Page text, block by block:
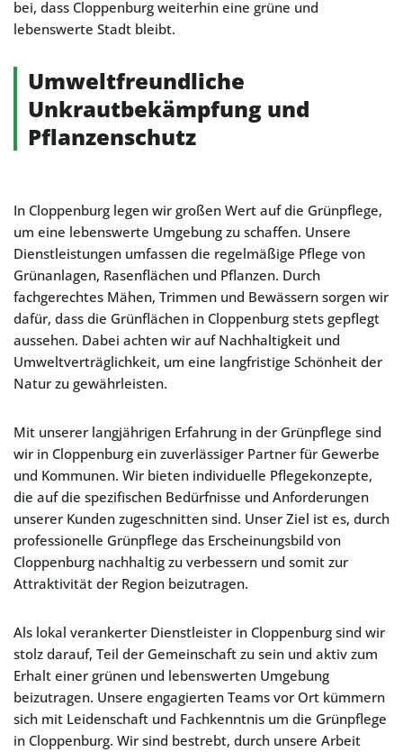
bei, dass Cloppenburg weiterhin eine grüne und
lebenswerte Stadt bleibt.
Umweltfreundliche
Unkrautbekämpfung und
Pflanzenschutz
In Cloppenburg legen wir großen Wert auf die Grünpflege,
um eine lebenswerte Umgebung zu schaffen. Unsere
Dienstleistungen umfassen die regelmäßige Pflege von
Grünanlagen, Rasenflächen und Pflanzen. Durch
fachgerechtes Mähen, Trimmen und Bewässern sorgen wir
dafür, dass die Grünflächen in Cloppenburg stets gepflegt
aussehen. Dabei achten wir auf Nachhaltigkeit und
Umweltverträglichkeit, um eine langfristige Schönheit der
Natur zu gewährleisten.
Mit unserer langjährigen Erfahrung in der Grünpflege sind
wir in Cloppenburg ein zuverlässiger Partner für Gewerbe
und Kommunen. Wir bieten individuelle Pflegekonzepte,
die auf die spezifischen Bedürfnisse und Anforderungen
unserer Kunden zugeschnitten sind. Unser Ziel ist es, durch
professionelle Grünpflege das Erscheinungsbild von
Cloppenburg nachhaltig zu verbessern und somit zur
Attraktivität der Region beizutragen.
Als lokal verankerter Dienstleister in Cloppenburg sind wir
stolz darauf, Teil der Gemeinschaft zu sein und aktiv zum
Erhalt einer grünen und lebenswerten Umgebung
beizutragen. Unsere engagierten Teams vor Ort kümmern
sich mit Leidenschaft und Fachkenntnis um die Grünpflege
in Cloppenburg. Wir sind bestrebt, durch unsere Arbeit